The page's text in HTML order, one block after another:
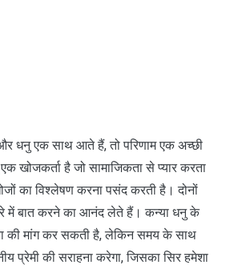
धनु एक साथ आते हैं, तो परिणाम एक अच्छी
खोजकर्ता है जो सामाजिकता से प्यार करता
का विश्लेषण करना पसंद करती है। दोनों
में बात करने का आनंद लेते हैं। कन्या धनु के
की मांग कर सकती है, लेकिन समय के साथ
प्रेमी की सराहना करेगा, जिसका सिर हमेशा